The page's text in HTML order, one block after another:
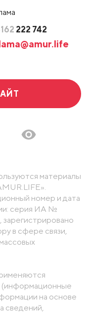
222 742
материалы
номер и дата
серия ИА №
в сфере связи,
(информационные
на основе
сведений,